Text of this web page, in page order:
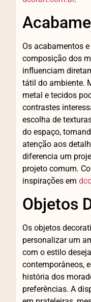
Os acabamentos
composição dos
influenciam
tátil do ambiente.
metal e tecidos
contrastes
escolha de
do espaço,
atenção aos
diferencia um
projeto comum.
inspirações em
Objetos
Os objetos
personalizar um
com o estilo
contemporâneos,
história dos
preferências. A